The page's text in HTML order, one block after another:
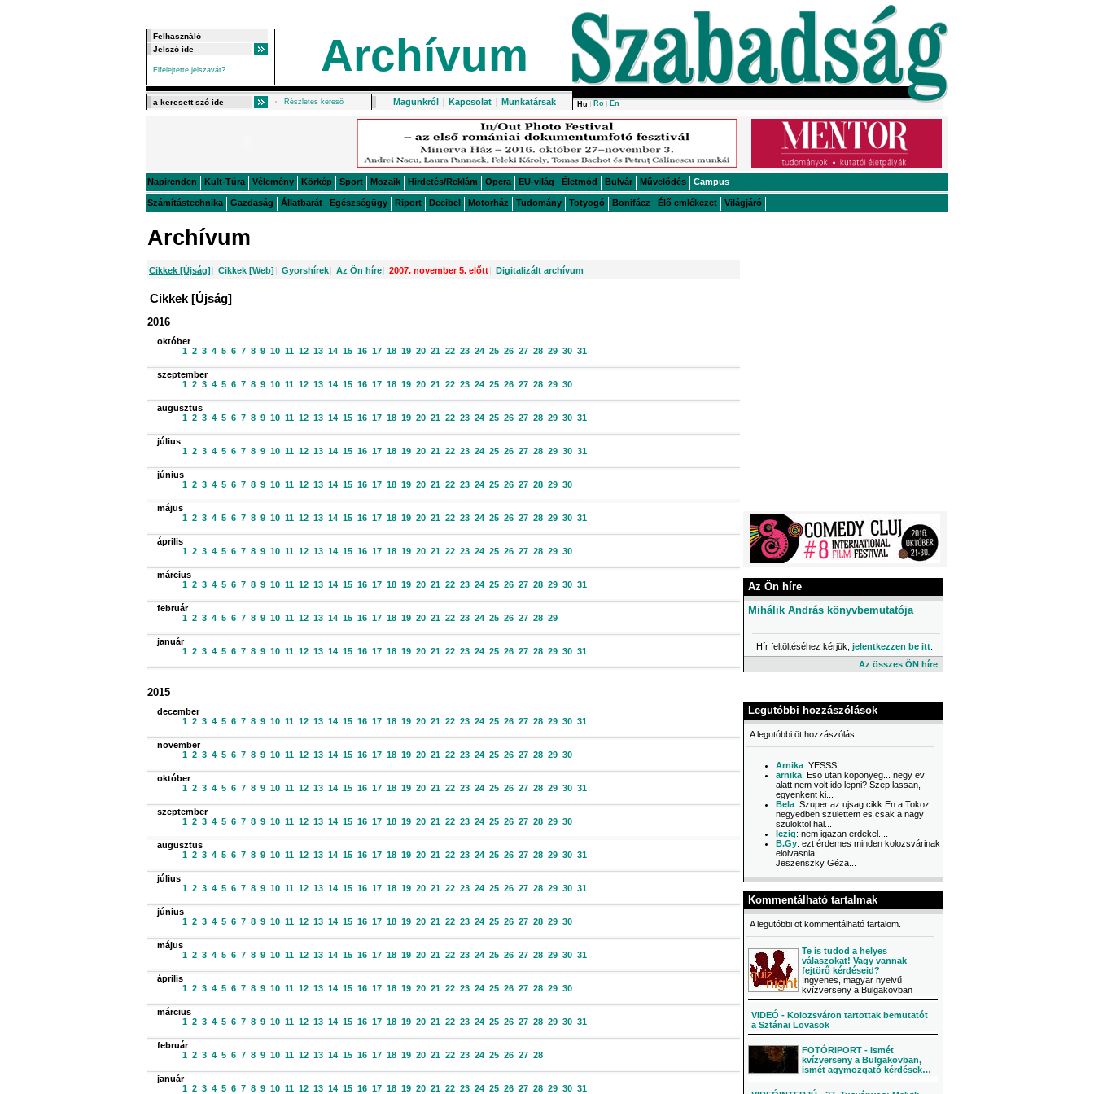
Elfelejtette jelszavát? Archívum
Részletes kereső Magunkról | Kapcsolat | Munkatársak Hu Ro En
Napirenden Kult-Túra Vélemény Körkép Sport Mozaik Hirdetés/Reklám Opera EU-világ Életmód Bulvár Művelődés Campus
Számítástechnika Gazdaság Állatbarát Egészségügy Riport Decibel Motorház Tudomány Totyogó Bonifácz Élő emlékezet Világjáró
Archívum
Cikkek [Újság] | Cikkek [Web] | Gyorshírek| Az Ön híre| 2007. november 5. előtt| Digitalizált archívum
Cikkek [Újság]
2016
október
1 2 3 4 5 6 7 8 9 10 11 12 13 14 15 16 17 18 19 20 21 22 23 24 25 26 27 28 29 30 31
szeptember
1 2 3 4 5 6 7 8 9 10 11 12 13 14 15 16 17 18 19 20 21 22 23 24 25 26 27 28 29 30
augusztus
1 2 3 4 5 6 7 8 9 10 11 12 13 14 15 16 17 18 19 20 21 22 23 24 25 26 27 28 29 30 31
július
1 2 3 4 5 6 7 8 9 10 11 12 13 14 15 16 17 18 19 20 21 22 23 24 25 26 27 28 29 30 31
június
1 2 3 4 5 6 7 8 9 10 11 12 13 14 15 16 17 18 19 20 21 22 23 24 25 26 27 28 29 30
május
1 2 3 4 5 6 7 8 9 10 11 12 13 14 15 16 17 18 19 20 21 22 23 24 25 26 27 28 29 30 31
április
1 2 3 4 5 6 7 8 9 10 11 12 13 14 15 16 17 18 19 20 21 22 23 24 25 26 27 28 29 30
március
1 2 3 4 5 6 7 8 9 10 11 12 13 14 15 16 17 18 19 20 21 22 23 24 25 26 27 28 29 30 31
február
1 2 3 4 5 6 7 8 9 10 11 12 13 14 15 16 17 18 19 20 21 22 23 24 25 26 27 28 29
január
1 2 3 4 5 6 7 8 9 10 11 12 13 14 15 16 17 18 19 20 21 22 23 24 25 26 27 28 29 30 31
2015
december
1 2 3 4 5 6 7 8 9 10 11 12 13 14 15 16 17 18 19 20 21 22 23 24 25 26 27 28 29 30 31
november
1 2 3 4 5 6 7 8 9 10 11 12 13 14 15 16 17 18 19 20 21 22 23 24 25 26 27 28 29 30
október
1 2 3 4 5 6 7 8 9 10 11 12 13 14 15 16 17 18 19 20 21 22 23 24 25 26 27 28 29 30 31
szeptember
1 2 3 4 5 6 7 8 9 10 11 12 13 14 15 16 17 18 19 20 21 22 23 24 25 26 27 28 29 30
augusztus
1 2 3 4 5 6 7 8 9 10 11 12 13 14 15 16 17 18 19 20 21 22 23 24 25 26 27 28 29 30 31
július
1 2 3 4 5 6 7 8 9 10 11 12 13 14 15 16 17 18 19 20 21 22 23 24 25 26 27 28 29 30 31
június
1 2 3 4 5 6 7 8 9 10 11 12 13 14 15 16 17 18 19 20 21 22 23 24 25 26 27 28 29 30
május
1 2 3 4 5 6 7 8 9 10 11 12 13 14 15 16 17 18 19 20 21 22 23 24 25 26 27 28 29 30 31
április
1 2 3 4 5 6 7 8 9 10 11 12 13 14 15 16 17 18 19 20 21 22 23 24 25 26 27 28 29 30
március
1 2 3 4 5 6 7 8 9 10 11 12 13 14 15 16 17 18 19 20 21 22 23 24 25 26 27 28 29 30 31
február
1 2 3 4 5 6 7 8 9 10 11 12 13 14 15 16 17 18 19 20 21 22 23 24 25 26 27 28
január
1 2 3 4 5 6 7 8 9 10 11 12 13 14 15 16 17 18 19 20 21 22 23 24 25 26 27 28 29 30 31
Az Ön híre
Mihálik András könyvbemutatója
Hír feltöltéséhez kérjük, jelentkezzen be itt
Az összes ÖN híre
Legutóbbi hozzászólások
A legutóbbi öt hozzászólás.
Arnika: YESSS!
arnika: Eso utan koponyeg... negy ev
alatt nem volt ido lepni? Szep lassan,
egyenkent ki...
Bela: Szuper az ujsag cikk.En a Tokoz
negyedben szulettem es csak a nagy
szuloktol hal...
Iczig: nem igazan erdekel....
B.Gy: ezt érdemes minden kolozsvárinak
elolvasnia:
Jeszenszky Géza...
Kommentálható tartalmak
A legutóbbi öt kommentálható tartalom.
Te is tudod a helyes
válaszokat! Vagy vannak
fejtörő kérdéseid?
Ingyenes, magyar nyelvű
kvízverseny a Bulgakovban
VIDEÓ - Kolozsváron tartottak bemutatót
a Sztánai Lovasok
FOTÓRIPORT - Ismét
kvízverseny a Bulgakovban,
ismét agymozgató kérdések…